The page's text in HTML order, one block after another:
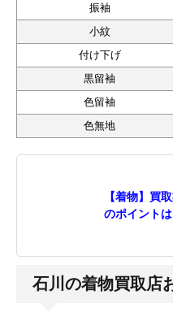
振袖
小紋
付け下げ
黒留袖
色留袖
色無地
【着物】買
のポイントは
石川の着物買取店